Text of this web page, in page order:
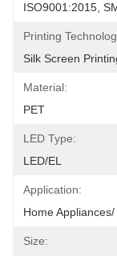
ISO9001:2015,
Printing
Silk Screen
Material:
PET
LED Type:
LED/EL
Application:
Home
Size: